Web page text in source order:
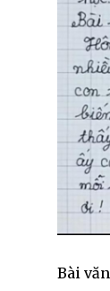
Bài